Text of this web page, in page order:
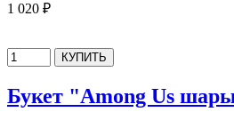
1 020 ₽
Букет "Among Us